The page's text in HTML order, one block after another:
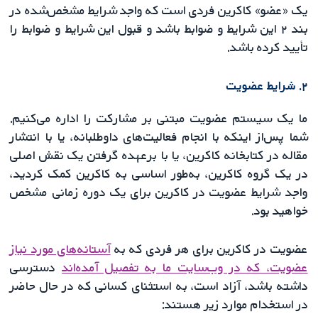
یک «عضو» کاکرین فردی است که واجد شرایط مشخص‌شده در
بند ۲ این شرایط و ضوابط باشد و قبول این شرایط و ضوابط را
تأیید کرده باشد.
۲. شرایط عضویت
ما یک سیستم عضویت مبتنی بر مشارکت را اداره می‌کنیم.
شما پس‌از اینکه با انجام فعالیت‌های داوطلبانه، یا با انتشار
مقاله در کتابخانه کاکرین، یا با برعهده گرفتن یک نقش اصلی
در یک گروه کاکرین، به‌طور اساسی به کاکرین کمک کردید،
واجد شرایط عضویت در کاکرین برای یک دوره زمانی مشخص
خواهید بود.
عضویت در کاکرین برای هر فردی که بهآستانه‌های مورد نیاز
عضویت، که در وب‌سایت ما به تفصیل آمده‌انددسترسی
داشته باشد، آزاد است، به استثنای کسانی که در حال حاضر
در استخدام موارد زیر هستند: